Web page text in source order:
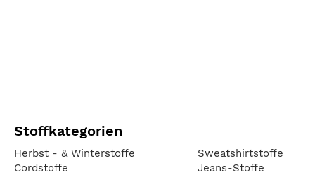
Stoffkategorien
Herbst - & Winterstoffe
Cordstoffe
Sweatshirtstoffe
Jeans-Stoffe